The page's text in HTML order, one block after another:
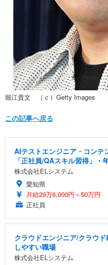
堀江貴文 （ｃ）Getty Images
この記事へ戻る
AIテストエンジニア・コンテ
「正社員/QAスキル習得」・
株式会社ELシステム
愛知県
月給29万6,000円～50万円
正社員
クラウドエンジニア/クラウ
しやすい職場
株式会社ELシステム